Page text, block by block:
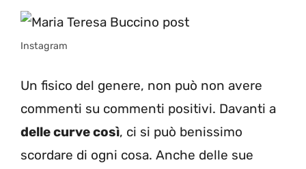
Instagram
Un fisico del genere, non può non avere
commenti su commenti positivi. Davanti a
delle curve così, ci si può benissimo
scordare di ogni cosa. Anche delle sue